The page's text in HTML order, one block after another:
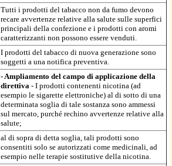
Tutti i prodotti del tabacco non da fumo devono
recare avvertenze relative alla salute sulle superfici
principali della confezione e i prodotti con aromi
caratterizzanti non possono essere venduti.
I prodotti del tabacco di nuova generazione sono
soggetti a una notifica preventiva.
- Ampliamento del campo di applicazione della
direttiva - I prodotti contenenti nicotina (ad
esempio le sigarette elettroniche) al di sotto di una
determinata soglia di tale sostanza sono ammessi
sul mercato, purché rechino avvertenze relative alla
salute;
al di sopra di detta soglia, tali prodotti sono
consentiti solo se autorizzati come medicinali, ad
esempio nelle terapie sostitutive della nicotina.